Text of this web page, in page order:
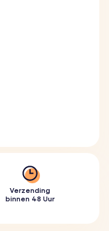
Verzending
binnen 48 Uur